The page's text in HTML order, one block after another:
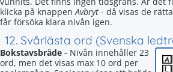
klicka på knappenAvbryt - då visas de
får försöka klara nivån igen.
12. Svårlästa ord (Svenska
Bokstavsbräde - Nivån innehåller 23
ord, men det visas max 10 ord per